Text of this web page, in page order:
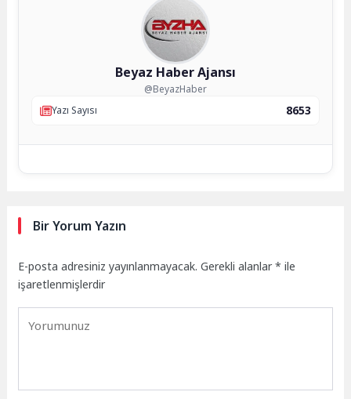
Beyaz Haber Ajansı
@BeyazHaber
Yazı Sayısı
8653
Bir Yorum Yazın
E-posta adresiniz yayınlanmayacak. Gerekli alanlar* ile
işaretlenmişlerdir